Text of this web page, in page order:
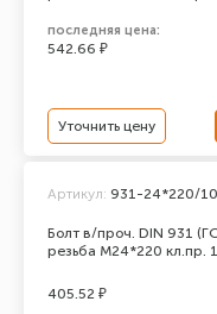
последняя цена:
542.66 ₽
Уточнить цену
Болт в/проч. DIN 931
резьба М24*220 кл.пр.
Артикул: 931-24*220/
405.52 ₽